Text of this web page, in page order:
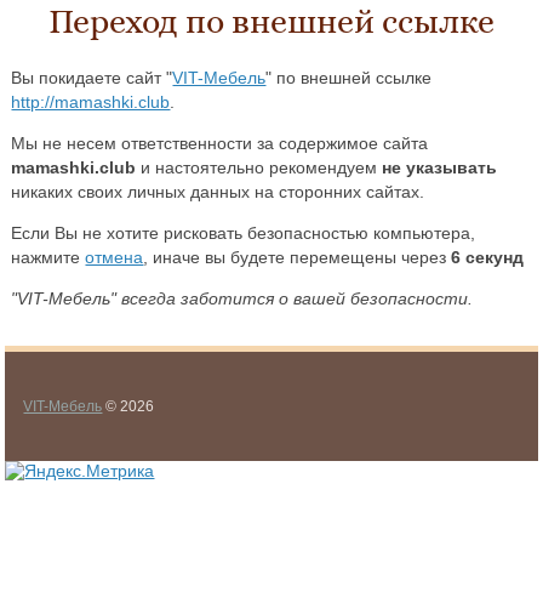
Переход по внешней ссылке
Вы покидаете сайт "VIT-Мебель" по внешней ссылке
http://mamashki.club
Мы не несем ответственности за содержимое сайта
mamashki.club и настоятельно рекомендуем не указывать
никаких своих личных данных на сторонних сайтах.
Если Вы не хотите рисковать безопасностью компьютера,
нажмитеотмена , иначе вы будете перемещены через6 секунд
"VIT-Мебель" всегда заботится о вашей безопасности.
VIT-Мебель © 2026